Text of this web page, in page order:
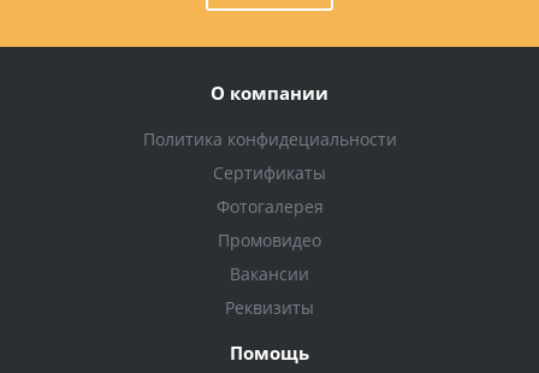
О компании
Политика конфидециальности
Сертификаты
Фотогалерея
Промовидео
Вакансии
Реквизиты
Помощь